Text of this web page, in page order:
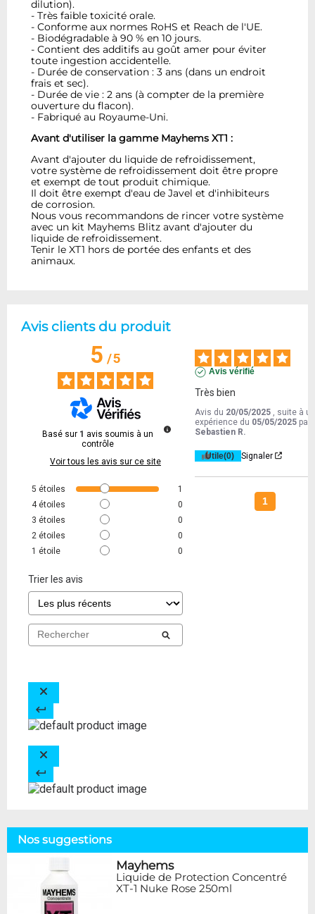
dilution).
- Très faible toxicité orale.
- Conforme aux normes RoHS et Reach de l'UE.
- Biodégradable à 90 % en 10 jours.
- Contient des additifs au goût amer pour éviter
toute ingestion accidentelle.
- Durée de conservation : 3 ans (dans un endroit
frais et sec).
- Durée de vie : 2 ans (à compter de la première
ouverture du flacon).
- Fabriqué au Royaume-Uni.
Avant d'utiliser la gamme Mayhems XT1 :
Avant d'ajouter du liquide de refroidissement,
votre système de refroidissement doit être propre
et exempt de tout produit chimique.
Il doit être exempt d'eau de Javel et d'inhibiteurs
de corrosion.
Nous vous recommandons de rincer votre système
avec un kit Mayhems Blitz avant d'ajouter du
liquide de refroidissement.
Tenir le XT1 hors de portée des enfants et des
animaux.
Avis clients du produit
5/5
Basé sur 1 avis soumis à un
contrôle
Voir tous les avis sur ce site
5 étoiles
1
4 étoiles
0
3 étoiles
0
2 étoiles
0
1 étoile 0
Trier les avis
Avis vérifié
Très bien
Avis du 20/05/2025
, suite à
expérience du 05/05/2025 par
Sebastien R.
Utile(0) Signaler
1
Nos suggestions
Mayhems
Liquide de Protection Concentré
XT-1 Nuke Rose 250ml